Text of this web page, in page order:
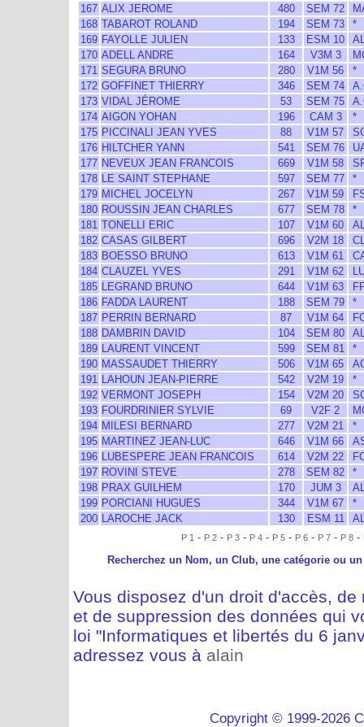
167 ALIX JEROME 480 SEM 72
168 TABAROT ROLAND 194 SEM 73
*
169 FAYOLLE JULIEN 133 ESM 10
170 ADELL ANDRE 164 V3M 3
171 SEGURA BRUNO 280 V1M 56
*
172 GOFFINET THIERRY 346 SEM 74
173 VIDAL JÉROME 53 SEM 75
174 AIGON YOHAN 196 CAM 3
*
175 PICCINALI JEAN YVES 88 V1M 57
176 HILTCHER YANN 541 SEM 76
177 NEVEUX JEAN FRANCOIS 669 V1M 58
178 LE SAINT STEPHANE 597 SEM 77
*
179 MICHEL JOCELYN 267 V1M 59
180 ROUSSIN JEAN CHARLES 677 SEM 78
*
181 TONELLI ERIC 107 V1M 60
182 CASAS GILBERT 696 V2M 18
183 BOESSO BRUNO 613 V1M 61
184 CLAUZEL YVES 291 V1M 62
185 LEGRAND BRUNO 644 V1M 63
186 FADDA LAURENT 188 SEM 79
*
187 PERRIN BERNARD 87 V1M 64
188 DAMBRIN DAVID 104 SEM 80
189 LAURENT VINCENT 599 SEM 81
*
190 MASSAUDET THIERRY 506 V1M 65
191 LAHOUN JEAN-PIERRE 542 V2M 19
*
192 VERMONT JOSEPH 154 V2M 20
193 FOURDRINIER SYLVIE 69 V2F 2
194 MILESI BERNARD 277 V2M 21
*
195 MARTINEZ JEAN-LUC 646 V1M 66
196 LUBESPERE JEAN FRANCOIS 614 V2M 22
197 ROVINI STEVE 278 SEM 82
*
198 PRAX GUILHEM 170 JUM 3
199 PORCIANI HUGUES 344 V1M 67
*
200 LAROCHE JACK 130 ESM 11
P 1- P 2- P 3- P 4- P 5- P 6- P 7- P 8-
Recherchez un Nom, un Club, une catégorie ou
Vous disposez d'un droit d'accès,
et de suppression des données qui
loi "Informatiques et libertés du 6
adressez vous à alain
Copyright © 1999-2026